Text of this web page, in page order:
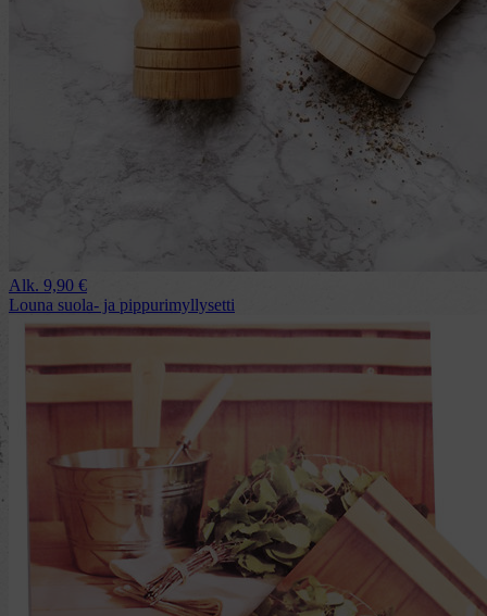
Alk. 9,90 €
Louna suola- ja pippurimyllysetti